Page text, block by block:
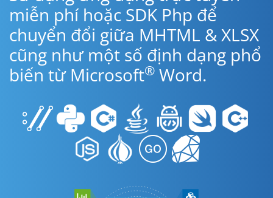
miễn phí hoặc SDK Php để
chuyển đổi giữa MHTML & XLSX
cũng như một số định dạng phổ
biến từ Microsoft® Word.